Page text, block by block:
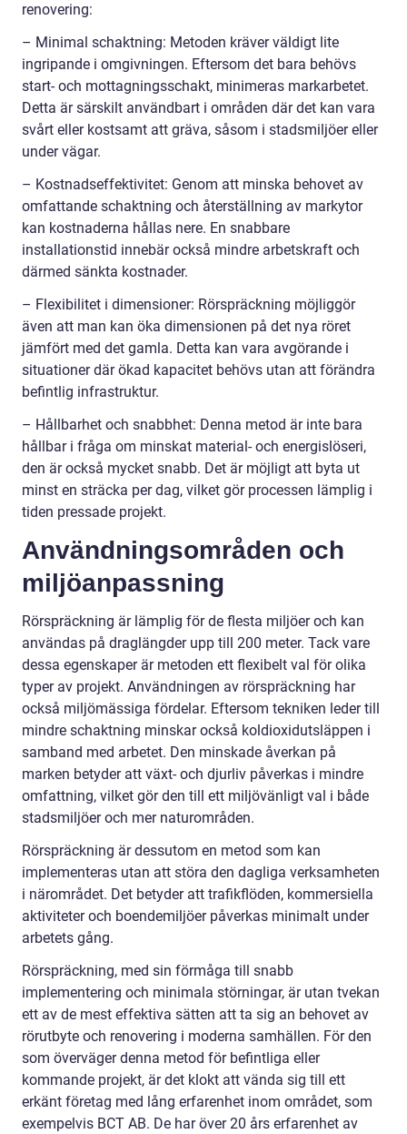
renovering:
– Minimal schaktning: Metoden kräver väldigt lite
ingripande i omgivningen. Eftersom det bara behövs
start- och mottagningsschakt, minimeras markarbetet.
Detta är särskilt användbart i områden där det kan vara
svårt eller kostsamt att gräva, såsom i stadsmiljöer eller
under vägar.
– Kostnadseffektivitet: Genom att minska behovet av
omfattande schaktning och återställning av markytor
kan kostnaderna hållas nere. En snabbare
installationstid innebär också mindre arbetskraft och
därmed sänkta kostnader.
– Flexibilitet i dimensioner: Rörspräckning möjliggör
även att man kan öka dimensionen på det nya röret
jämfört med det gamla. Detta kan vara avgörande i
situationer där ökad kapacitet behövs utan att förändra
befintlig infrastruktur.
– Hållbarhet och snabbhet: Denna metod är inte bara
hållbar i fråga om minskat material- och energislöseri,
den är också mycket snabb. Det är möjligt att byta ut
minst en sträcka per dag, vilket gör processen lämplig i
tiden pressade projekt.
Användningsområden och
miljöanpassning
Rörspräckning är lämplig för de flesta miljöer och kan
användas på draglängder upp till 200 meter. Tack vare
dessa egenskaper är metoden ett flexibelt val för olika
typer av projekt. Användningen av rörspräckning har
också miljömässiga fördelar. Eftersom tekniken leder till
mindre schaktning minskar också koldioxidutsläppen i
samband med arbetet. Den minskade åverkan på
marken betyder att växt- och djurliv påverkas i mindre
omfattning, vilket gör den till ett miljövänligt val i både
stadsmiljöer och mer naturområden.
Rörspräckning är dessutom en metod som kan
implementeras utan att störa den dagliga verksamheten
i närområdet. Det betyder att trafikflöden, kommersiella
aktiviteter och boendemiljöer påverkas minimalt under
arbetets gång.
Rörspräckning, med sin förmåga till snabb
implementering och minimala störningar, är utan tvekan
ett av de mest effektiva sätten att ta sig an behovet av
rörutbyte och renovering i moderna samhällen. För den
som överväger denna metod för befintliga eller
kommande projekt, är det klokt att vända sig till ett
erkänt företag med lång erfarenhet inom området, som
exempelvis BCT AB. De har över 20 års erfarenhet av